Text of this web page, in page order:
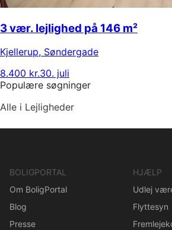
3 vær. lejlighed på 146 m²
Kjellerup, Søndergade
8.400 kr.30. juli
Populære søgninger
Alle i Lejligheder
BOLIGPORTAL
Om BoligPortal
Blog
Presse
HJÆLP
Udlej
Flyttesyn